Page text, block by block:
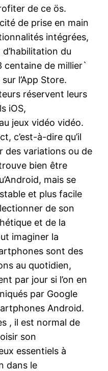
de ce ös.
de prise en main
intégrées,
du
centaine de millier`
l’App Store.
réservent leurs
iOS,
jeux vidéo vidéo.
c’est-à-dire qu’il
des variations ou de
bien être
mais se
et plus facile
de son
et de la
imaginer la
sont des
au quotidien,
par jour si l’on en
par Google
Android.
, il est normal de
son
essentiels à
dans le